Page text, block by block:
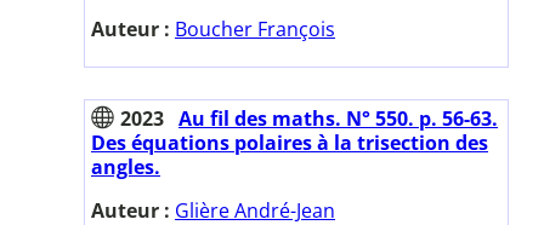
Auteur : Boucher François
2023 Au fil des maths. N° 550. p. 56-63.
Des équations polaires à la trisection des
angles.
Auteur : Glière André-Jean